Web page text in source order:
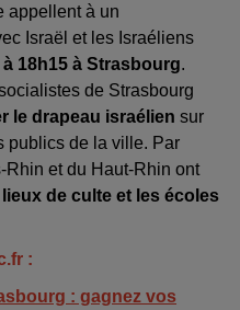
appellent à un
Israël et les Israéliens
18h15 à Strasbourg.
de Strasbourg
le drapeau israélien sur
publics de la ville. Par
et du Haut-Rhin ont
de culte et les écoles
:
: gagnez vos